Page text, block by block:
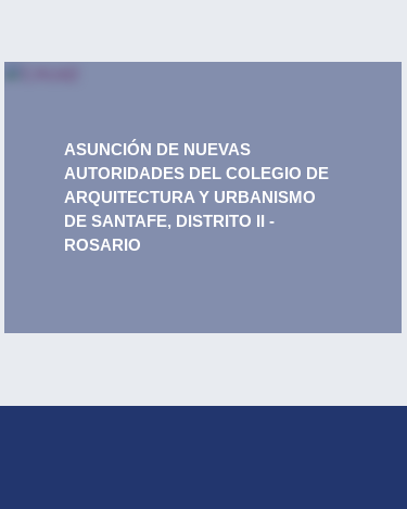
ASUNCIÓN DE NUEVAS
AUTORIDADES DEL COLEGIO DE
ARQUITECTURA Y URBANISMO
DE SANTAFE, DISTRITO II -
ROSARIO